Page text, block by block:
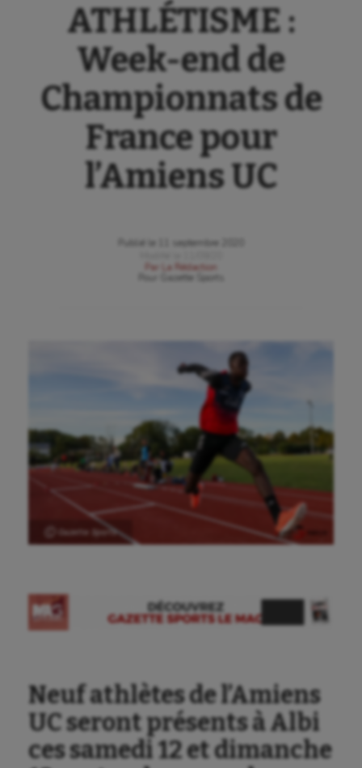
ATHLÉTISME :
Week-end de
Championnats de
France pour
l’Amiens UC
Publié le
11 septembre 2020
Par
La Rédaction
Gazette Sports
Ⓒ Gazette Sports
Neuf athlètes de l’Amiens
UC seront présents à Albi
ces samedi 12 et dimanche